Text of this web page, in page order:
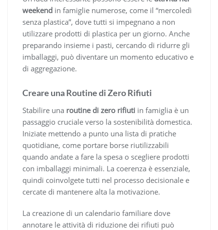
weekend in famiglie numerose, come il “mercoledì
senza plastica”, dove tutti si impegnano a non
utilizzare prodotti di plastica per un giorno. Anche
preparando insieme i pasti, cercando di ridurre gli
imballaggi, può diventare un momento educativo e
di aggregazione.
Creare una Routine di Zero Rifiuti
Stabilire una routine di zero rifiuti in famiglia è un
passaggio cruciale verso la sostenibilità domestica.
Iniziate mettendo a punto una lista di pratiche
quotidiane, come portare borse riutilizzabili
quando andate a fare la spesa o scegliere prodotti
con imballaggi minimali. La coerenza è essenziale,
quindi coinvolgete tutti nel processo decisionale e
cercate di mantenere alta la motivazione.
La creazione di un calendario familiare dove
annotare le attività di riduzione dei rifiuti può